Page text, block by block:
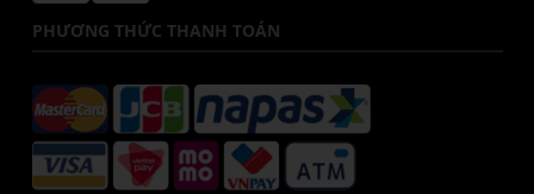
PHƯƠNG THỨC THANH TOÁN